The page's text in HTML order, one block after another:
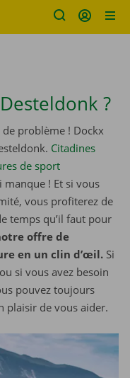
?
de problème ! Dockx
Citadines
de sport
manque ! Et si vous
vous profiterez de
temps qu’il faut pour
offre de
en un clin d’œil. Si
si vous avez besoin
pouvez toujours
plaisir de vous aider.